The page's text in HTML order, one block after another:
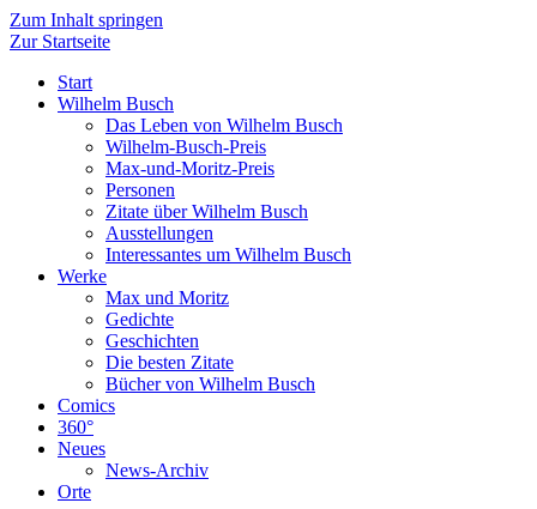
Zum Inhalt springen
Zur Startseite
Start
Wilhelm Busch
Das Leben von Wilhelm Busch
Wilhelm-Busch-Preis
Max-und-Moritz-Preis
Personen
Zitate über Wilhelm Busch
Ausstellungen
Interessantes um Wilhelm Busch
Werke
Max und Moritz
Gedichte
Geschichten
Die besten Zitate
Bücher von Wilhelm Busch
Comics
360°
Neues
News-Archiv
Orte